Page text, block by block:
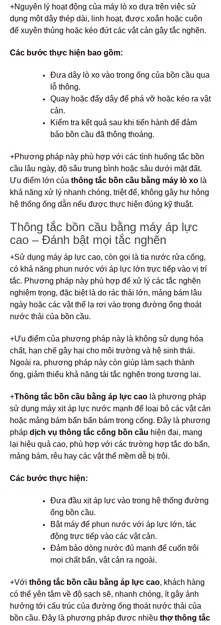
+Nguyên lý hoạt động của máy lò xo dựa trên việc sử
dụng một dây thép dài, linh hoạt, được xoắn hoặc cuộn
để xuyên thủng hoặc kéo đứt các vật cản gây tắc nghẽn.
Các bước thực hiện bao gồm:
Đưa dây lò xo vào trong ống của bồn cầu qua
lỗ thông.
Quay hoặc đẩy dây để phá vỡ hoặc kéo ra vật
cản.
Kiểm tra kết quả sau khi tiến hành để đảm
bảo bồn cầu đã thông thoáng.
+Phương pháp này phù hợp với các tình huống tắc bồn
cầu lâu ngày, độ sâu trung bình hoặc sâu dưới mặt đất.
Ưu điểm lớn của thông tắc bồn cầu bằng máy lò xo là
khả năng xử lý nhanh chóng, triệt để, không gây hư hỏng
hệ thống ống dẫn nếu được thực hiện đúng kỹ thuật.
Thông tắc bồn cầu bằng máy áp lực
cao – Đánh bật mọi tắc nghẽn
+Sử dụng máy áp lực cao, còn gọi là tia nước rửa cống,
có khả năng phun nước với áp lực lớn trực tiếp vào vị trí
tắc. Phương pháp này phù hợp để xử lý các tắc nghẽn
nghiêm trọng, đặc biệt là do rác thải lớn, mảng bám lâu
ngày hoặc các vật thể lạ rơi vào trong đường ống thoát
nước thải của bồn cầu.
+Ưu điểm của phương pháp này là không sử dụng hóa
chất, hạn chế gây hại cho môi trường và hệ sinh thái.
Ngoài ra, phương pháp này còn giúp làm sạch thành
ống, giảm thiểu khả năng tái tắc nghẽn trong tương lai.
+Thông tắc bồn cầu bằng áp lực cao là phương pháp
sử dụng máy xịt áp lực nước mạnh để loại bỏ các vật cản
hoặc mảng bám bẩn bẩn bám trong cống. Đây là phương
pháp dịch vụ thông tắc cống bồn cầu hiện đại, mang
lại hiệu quả cao, phù hợp với các trường hợp tắc do bẩn,
mảng bám, rêu hay các vật thể mềm dễ bị trôi.
Các bước thực hiện:
Đưa đầu xịt áp lực vào trong hệ thống đường
ống bồn cầu.
Bật máy để phun nước với áp lực lớn, tác
động trực tiếp vào các vật cản.
Đảm bảo dòng nước đủ mạnh để cuốn trôi
mọi chất bẩn, vật cản ra ngoài.
+Với thông tắc bồn cầu bằng áp lực cao, khách hàng
có thể yên tâm về độ sạch sẽ, nhanh chóng, ít gây ảnh
hưởng tới cấu trúc của đường ống thoát nước thải của
bồn cầu. Đây là phương pháp được nhiều thợ thông tắc